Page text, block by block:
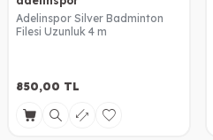
Adelinspor Silver Badminton
Filesi Uzunluk 4 m
850,00 TL